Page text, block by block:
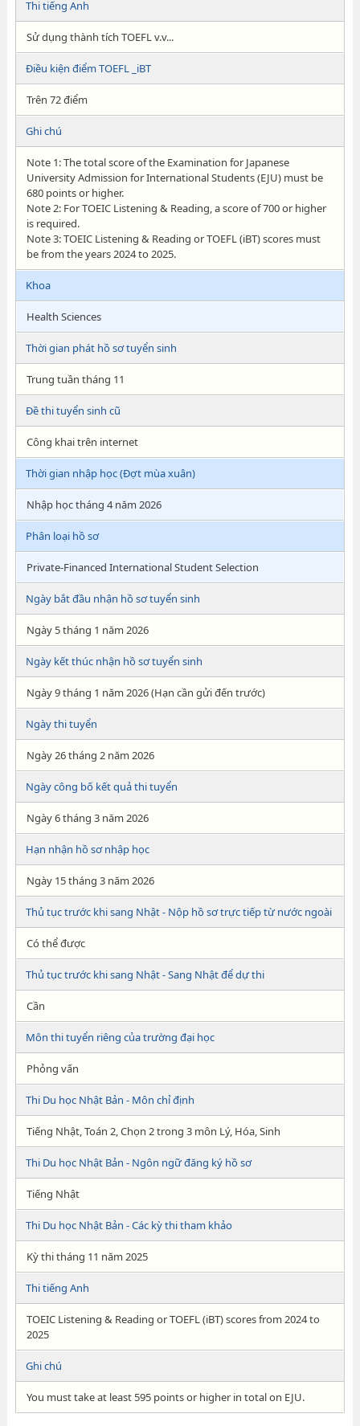
Thi tiếng Anh
Sử dụng thành tích TOEFL v.v...
Điều kiện điểm TOEFL _iBT
Trên 72 điểm
Ghi chú
Note 1: The total score of the Examination for Japanese
University Admission for International Students (EJU) must be
680 points or higher.
Note 2: For TOEIC Listening & Reading, a score of 700 or higher
is required.
Note 3: TOEIC Listening & Reading or TOEFL (iBT) scores must
be from the years 2024 to 2025.
Khoa
Health Sciences
Thời gian phát hồ sơ tuyển sinh
Trung tuần tháng 11
Đề thi tuyển sinh cũ
Công khai trên internet
Thời gian nhập học (Đợt mùa xuân)
Nhập học tháng 4 năm 2026
Phân loại hồ sơ
Private-Financed International Student Selection
Ngày bắt đầu nhận hồ sơ tuyển sinh
Ngày 5 tháng 1 năm 2026
Ngày kết thúc nhận hồ sơ tuyển sinh
Ngày 9 tháng 1 năm 2026 (Hạn cần gửi đến trước)
Ngày thi tuyển
Ngày 26 tháng 2 năm 2026
Ngày công bố kết quả thi tuyển
Ngày 6 tháng 3 năm 2026
Hạn nhận hồ sơ nhập học
Ngày 15 tháng 3 năm 2026
Thủ tục trước khi sang Nhật - Nộp hồ sơ trực tiếp từ nước ngoài
Có thể được
Thủ tục trước khi sang Nhật - Sang Nhật để dự thi
Cần
Môn thi tuyển riêng của trường đại học
Phỏng vấn
Thi Du học Nhật Bản - Môn chỉ định
Tiếng Nhật, Toán 2, Chọn 2 trong 3 môn Lý, Hóa, Sinh
Thi Du học Nhật Bản - Ngôn ngữ đăng ký hồ sơ
Tiếng Nhật
Thi Du học Nhật Bản - Các kỳ thi tham khảo
Kỳ thi tháng 11 năm 2025
Thi tiếng Anh
TOEIC Listening & Reading or TOEFL (iBT) scores from 2024 to
2025
Ghi chú
You must take at least 595 points or higher in total on EJU.